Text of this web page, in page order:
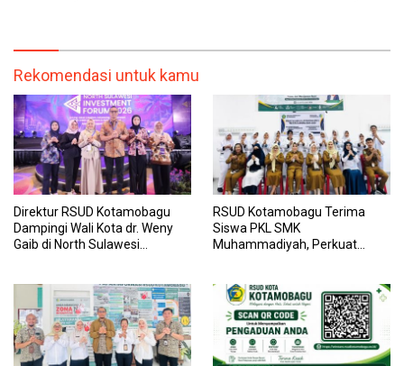
Rekomendasi untuk kamu
Direktur RSUD Kotamobagu
Dampingi Wali Kota dr. Weny
Gaib di North Sulawesi
RSUD Kotamobagu Terima
Siswa PKL SMK
Muhammadiyah, Perkuat